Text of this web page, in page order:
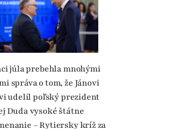
júla prebehla mnohými
správa o tom, že Jánovi
udelil poľský prezident
Duda vysoké štátne
– Rytiersky kríž za